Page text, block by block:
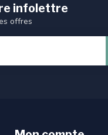
infolettre
offres